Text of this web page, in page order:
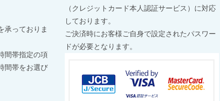
承っておりま
間帯指定の項
間帯をお選び
（クレジットカード本人認証サービス）に対応
しております。
ご決済時にお客様ご自身で設定されたパスワー
ドが必要となります。